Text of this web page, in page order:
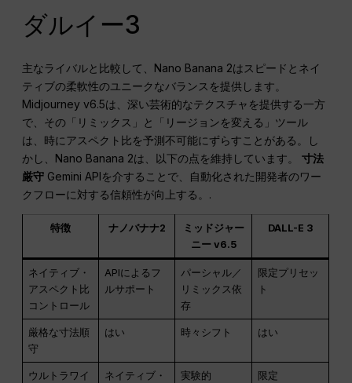
ダルイー3
主なライバルと比較して、Nano Banana 2はスピードとネイ
ティブの柔軟性のユニークなバランスを提供します。
Midjourney v6.5は、深い芸術的なテクスチャを提供する一方
で、その「リミックス」と「リージョンを変える」ツール
は、時にアスペクト比を予測不可能にずらすことがある。し
かし、Nano Banana 2は、以下の点を維持しています。寸法
厳守 Gemini APIを介することで、自動化された開発者のワー
クフローに対する信頼性が向上する。.
特徴 ナノバナナ2
ミッドジャー
ニー v6.5
DALL-E 3
ネイティブ・
アスペクト比
コントロール
APIによるフ
ルサポート
パーシャル／
リミックス依
存
限定プリセッ
ト
厳格な寸法順
守
はい 時々シフト はい
ウルトラワイ
ネイティブ・
実験的 限定